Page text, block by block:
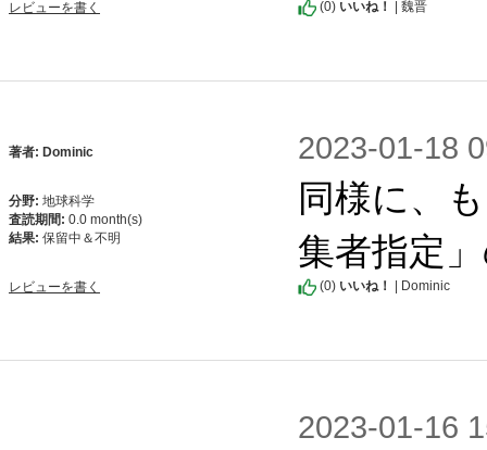
レビューを書く (0) いいね！ | 魏晋
著者: Dominic
分野: 地球科学
査読期間: 0.0 month(s)
結果: 保留中＆不明
レビューを書く
2023-01-18
同様に、
集者指定
(0) いいね！ | Dominic
2023-01-16